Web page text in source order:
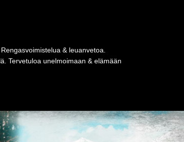
& leuanvetoa.
Tervetuloa unelmoimaan & elämään